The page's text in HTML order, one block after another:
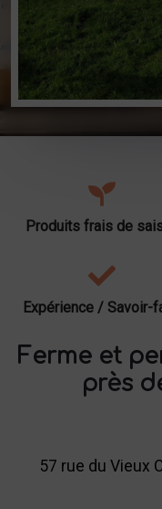
Produits frais de
Expérience / Savoir-
Ferme et
près
57 rue du Vieux